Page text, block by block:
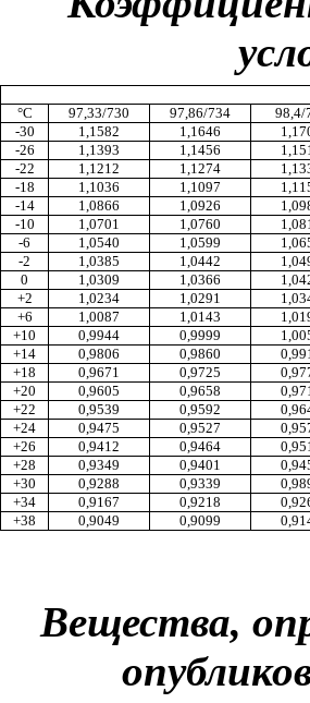
°С
97,33/730 97,86/734 98,4/
-30
1,1582 1,1646
-26
1,1393 1,1456
-22
1,1212 1,1274
-18
1,1036 1,1097
-14
1,0866 1,0926
-10
1,0701 1,0760
-6
1,0540 1,0599
-2
1,0385 1,0442
0
1,0309 1,0366
+2
1,0234 1,0291
+6
1,0087 1,0143
+10
0,9944 0,9999
+14
0,9806 0,9860
+18
0,9671 0,9725
+20
0,9605 0,9658
+22
0,9539 0,9592
+24
0,9475 0,9527
+26
0,9412 0,9464
+28
0,9349 0,9401
+30
0,9288 0,9339
+34
0,9167 0,9218
+38
0,9049 0,9099
Вещества,